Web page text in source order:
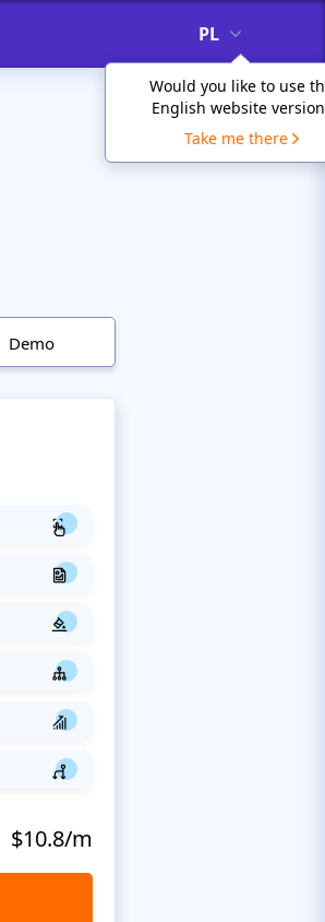
PL
Would you like to use
English website
Take me there
Demo
$10.8/m